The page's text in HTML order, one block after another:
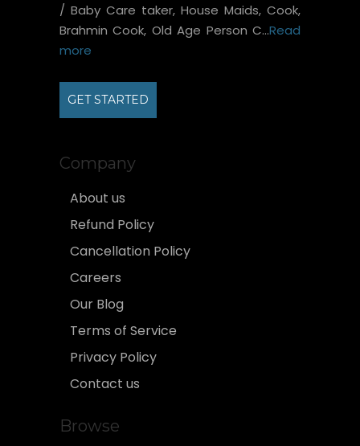
/ Baby Care taker, House Maids, Cook,
Brahmin Cook, Old Age Person C...Read
more
GET STARTED
Company
About us
Refund Policy
Cancellation Policy
Careers
Our Blog
Terms of Service
Privacy Policy
Contact us
Browse